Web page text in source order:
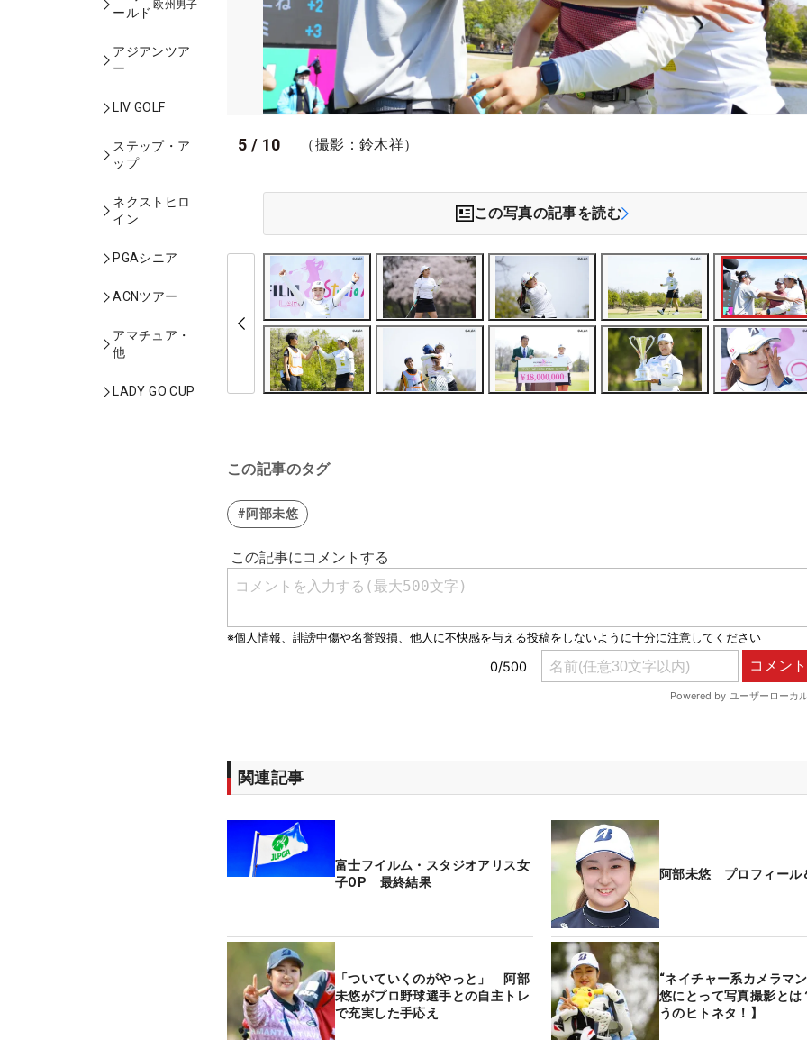
ールド
欧州男子
アジアンツア
ー
LIV GOLF
ステップ・ア
ップ
ネクストヒロ
イン
PGAシニア
ACNツアー
アマチュア・
他
LADY GO CUP
5 / 10 （撮影：鈴木祥）
この写真の記事を読む
この記事のタグ
#阿部未悠
関連記事
富士フイルム・スタジオアリス女
子OP 最終結果
阿部未悠 プロフィール
「ついていくのがやっと」 阿部
未悠がプロ野球選手との自主トレ
で充実した手応え
“ネイチャー系カメラマ
悠にとって写真撮影とは
うのヒトネタ！】